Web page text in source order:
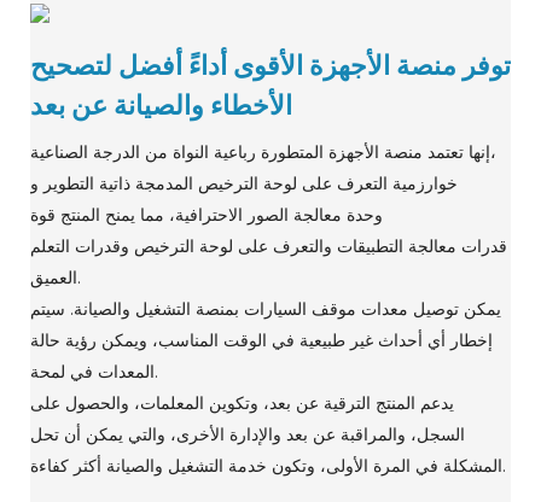
توفر منصة الأجهزة الأقوى أداءً أفضل لتصحيح
الأخطاء والصيانة عن بعد
إنها تعتمد منصة الأجهزة المتطورة رباعية النواة من الدرجة الصناعية،
قدرات معالجة التطبيقات والتعرف على لوحة الترخيص وقدرات التعلم
العميق.
يمكن توصيل معدات موقف السيارات بمنصة التشغيل والصيانة. سيتم
إخطار أي أحداث غير طبيعية في الوقت المناسب، ويمكن رؤية حالة
المعدات في لمحة.
يدعم المنتج الترقية عن بعد، وتكوين المعلمات، والحصول على
السجل، والمراقبة عن بعد والإدارة الأخرى، والتي يمكن أن تحل
المشكلة في المرة الأولى، وتكون خدمة التشغيل والصيانة أكثر كفاءة.